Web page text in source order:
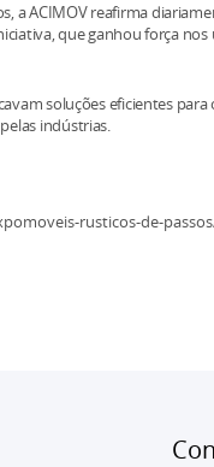
a ACIMOV reafirma
que ganhou força
soluções eficientes
indústrias.
rusticos-de-